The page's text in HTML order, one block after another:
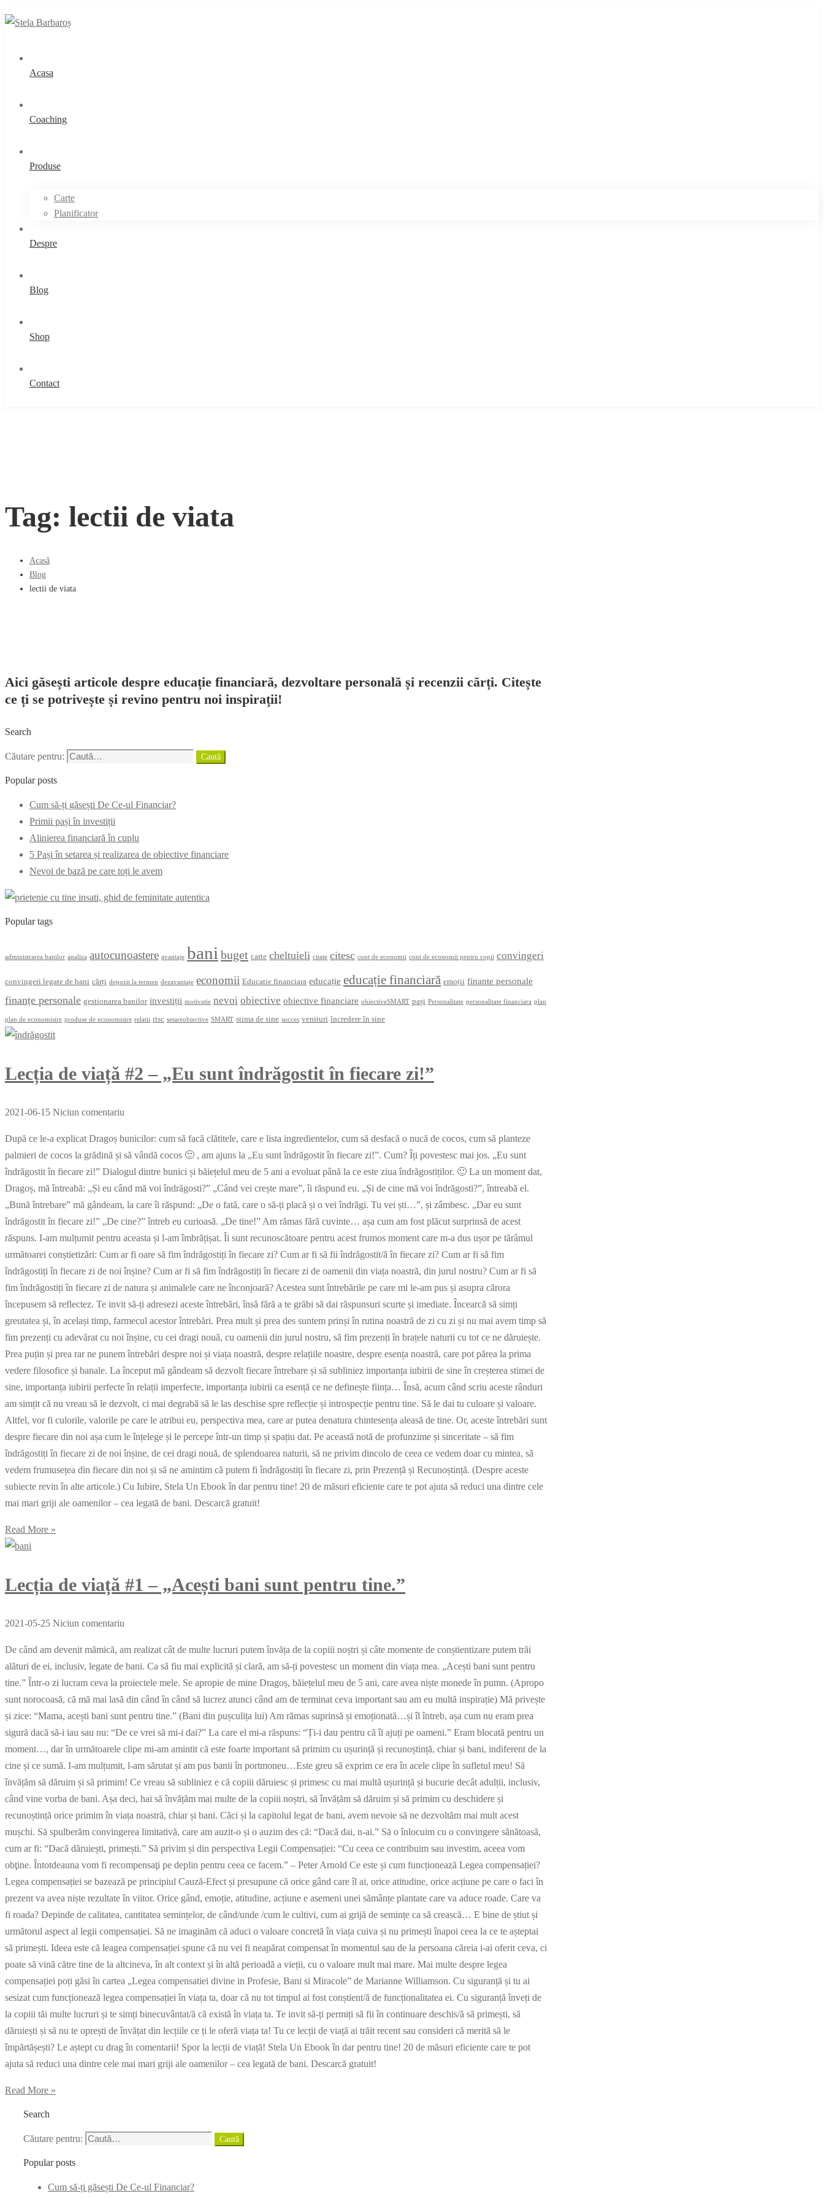
Acasa
Coaching
Produse
Carte
Planificator
Despre
Blog
Shop
Contact
Tag: lectii de viata
Acasă
Blog
lectii de viata
Aici găsești articole despre educație financiară, dezvoltare personală și recenzii cărți. Citește
ce ți se potrivește și revino pentru noi inspirații!
Search
Căutare pentru: Caută
Popular posts
Cum să-ți găsești De Ce-ul Financiar?
Primii pași în investiții
Alinierea financiară în cuplu
5 Pași în setarea și realizarea de obiective financiare
Nevoi de bază pe care toți le avem
Popular tags
administrarea banilor analiza autocunoastere avantaje bani buget carte cheltuieli citate citesc cont de economii cont de economii pentru copii convingeri
convingeri legate de bani cărți depozit la termen dezavantaje economii Educatie financiara educație educație financiară emoții finante personale
finanțe personale gestionarea banilor investiții motivatie nevoi obiective obiective financiare obiectiveSMART pași Personalitate personalitate financiara plan
plan de economisire produse de economisire relatii risc setareobiective SMART stima de sine succes venituri încredere în sine
Lecția de viață #2 – „Eu sunt îndrăgostit în fiecare zi!”
2021-06-15 Niciun comentariu
După ce le-a explicat Dragoș bunicilor: cum să facă clătitele, care e lista ingredientelor, cum să desfacă o nucă de cocos, cum să planteze
palmieri de cocos la grădină și să vândă cocos 🙂 , am ajuns la „Eu sunt îndrăgostit în fiecare zi!”. Cum? Îți povestesc mai jos. „Eu sunt
îndrăgostit în fiecare zi!” Dialogul dintre bunici și băiețelul meu de 5 ani a evoluat până la ce este ziua îndrăgostiților. 🙂 La un moment dat,
Dragoș, mă întreabă: „Și eu când mă voi îndrăgosti?” „Când vei crește mare”, îi răspund eu. „Și de cine mă voi îndrăgosti?”, întreabă el.
„Bună întrebare” mă gândeam, la care îi răspund: „De o fată, care o să-ți placă și o vei îndrăgi. Tu vei ști…”, și zâmbesc. „Dar eu sunt
îndrăgostit în fiecare zi!” „De cine?” întreb eu curioasă. „De tine!” Am rămas fără cuvinte… așa cum am fost plăcut surprinsă de acest
răspuns. I-am mulțumit pentru aceasta și l-am îmbrățișat. Îi sunt recunoscătoare pentru acest frumos moment care m-a dus ușor pe tărâmul
următoarei conștietizări: Cum ar fi oare să fim îndrăgostiți în fiecare zi? Cum ar fi să fii îndrăgostit/ă în fiecare zi? Cum ar fi să fim
îndrăgostiți în fiecare zi de noi înșine? Cum ar fi să fim îndrăgostiți în fiecare zi de oamenii din viața noastră, din jurul nostru? Cum ar fi să
fim îndrăgostiți în fiecare zi de natura și animalele care ne înconjoară? Acestea sunt întrebările pe care mi le-am pus și asupra cărora
începusem să reflectez. Te invit să-ți adresezi aceste întrebări, însă fără a te grăbi să dai răspunsuri scurte și imediate. Încearcă să simți
greutatea și, în același timp, farmecul acestor întrebări. Prea mult și prea des suntem prinși în rutina noastră de zi cu zi și nu mai avem timp să
fim prezenți cu adevărat cu noi înșine, cu cei dragi nouă, cu oamenii din jurul nostru, să fim prezenți în brațele naturii cu tot ce ne dăruiește.
Prea puțin și prea rar ne punem întrebări despre noi și viața noastră, despre relațiile noastre, despre esența noastră, care pot părea la prima
vedere filosofice și banale. La început mă gândeam să dezvolt fiecare întrebare și să subliniez importanța iubirii de sine în creșterea stimei de
sine, importanța iubirii perfecte în relații imperfecte, importanța iubirii ca esență ce ne definește ființa… Însă, acum când scriu aceste rânduri
am simțit că nu vreau să le dezvolt, ci mai degrabă să le las deschise spre reflecție și introspecție pentru tine. Să le dai tu culoare și valoare.
Altfel, vor fi culorile, valorile pe care le atribui eu, perspectiva mea, care ar putea denatura chintesența aleasă de tine. Or, aceste întrebări sunt
despre fiecare din noi așa cum le înțelege și le percepe într-un timp și spațiu dat. Pe această notă de profunzime și sinceritate – să fim
îndrăgostiți în fiecare zi de noi înșine, de cei dragi nouă, de splendoarea naturii, să ne privim dincolo de ceea ce vedem doar cu mintea, să
vedem frumusețea din fiecare din noi și să ne amintim că putem fi îndrăgostiți în fiecare zi, prin Prezență și Recunoștință. (Despre aceste
subiecte revin în alte articole.) Cu Iubire, Stela Un Ebook în dar pentru tine! 20 de măsuri eficiente care te pot ajuta să reduci una dintre cele
mai mari griji ale oamenilor – cea legată de bani. Descarcă gratuit!
Read More »
Lecția de viață #1 – „Acești bani sunt pentru tine.”
2021-05-25 Niciun comentariu
De când am devenit mămică, am realizat cât de multe lucruri putem învăța de la copiii noștri și câte momente de conștientizare putem trăi
alături de ei, inclusiv, legate de bani. Ca să fiu mai explicită și clară, am să-ți povestesc un moment din viața mea. „Acești bani sunt pentru
tine.” Într-o zi lucram ceva la proiectele mele. Se apropie de mine Dragoș, băiețelul meu de 5 ani, care avea niște monede în pumn. (Apropo
sunt norocoasă, că mă mai lasă din când în când să lucrez atunci când am de terminat ceva important sau am eu multă inspirație) Mă privește
și zice: “Mama, acești bani sunt pentru tine.” (Bani din pușculița lui) Am rămas suprinsă și emoționată…și îl întreb, așa cum nu eram prea
sigură dacă să-i iau sau nu: “De ce vrei să mi-i dai?” La care el mi-a răspuns: “Ți-i dau pentru că îi ajuți pe oameni.” Eram blocată pentru un
moment…, dar în următoarele clipe mi-am amintit că este foarte important să primim cu ușurință și recunoștință, chiar și bani, indiferent de la
cine și ce sumă. I-am mulțumit, l-am sărutat și am pus banii în portmoneu…Este greu să exprim ce era în acele clipe în sufletul meu! Să
învățăm să dăruim și să primim! Ce vreau să subliniez e că copiii dăruiesc și primesc cu mai multă ușurință și bucurie decât adulții, inclusiv,
când vine vorba de bani. Așa deci, hai să învățăm mai multe de la copiii noștri, să învățăm să dăruim și să primim cu deschidere și
recunoștință orice primim în viața noastră, chiar și bani. Căci și la capitolul legat de bani, avem nevoie să ne dezvoltăm mai mult acest
mușchi. Să spulberăm convingerea limitativă, care am auzit-o și o auzim des că: “Dacă dai, n-ai.” Să o înlocuim cu o convingere sănătoasă,
cum ar fi: “Dacă dăruiești, primești.” Să privim și din perspectiva Legii Compensației: “Cu ceea ce contribuim sau investim, aceea vom
obţine. Întotdeauna vom fi recompensaţi pe deplin pentru ceea ce facem.” – Peter Arnold Ce este și cum funcționează Legea compensației?
Legea compensației se bazează pe principiul Cauză-Efect și presupune că orice gând care îl ai, orice atitudine, orice acțiune pe care o faci în
prezent va avea niște rezultate în viitor. Orice gând, emoție, atitudine, acțiune e asemeni unei sămânțe plantate care va aduce roade. Care va
fi roada? Depinde de calitatea, cantitatea semințelor, de când/unde /cum le cultivi, cum ai grijă de semințe ca să crească… E bine de știut și
următorul aspect al legii compensației. Să ne imaginăm că aduci o valoare concretă în viața cuiva și nu primești înapoi ceea la ce te așteptai
să primești. Ideea este că leagea compensației spune că nu vei fi neapărat compensat în momentul sau de la persoana căreia i-ai oferit ceva, ci
poate să vină către tine de la altcineva, în alt context și în altă perioadă a vieții, cu o valoare mult mai mare. Mai multe despre legea
compensației poți găsi în cartea „Legea compensatiei divine in Profesie, Bani si Miracole” de Marianne Williamson. Cu siguranță și tu ai
sesizat cum funcționează legea compensației în viața ta, doar că nu tot timpul ai fost conștient/ă de funcționalitatea ei. Cu siguranță înveți de
la copiii tăi multe lucruri și te simți binecuvântat/ă că există în viața ta. Te invit să-ți permiți să fii în continuare deschis/ă să primești, să
dăruiești și să nu te oprești de învățat din lecțiile ce ți le oferă viața ta! Tu ce lecții de viață ai trăit recent sau consideri că merită să le
împărtășești? Le aștept cu drag în comentarii! Spor la lecții de viață! Stela Un Ebook în dar pentru tine! 20 de măsuri eficiente care te pot
ajuta să reduci una dintre cele mai mari griji ale oamenilor – cea legată de bani. Descarcă gratuit!
Read More »
Search
Căutare pentru: Caută
Popular posts
Cum să-ți găsești De Ce-ul Financiar?